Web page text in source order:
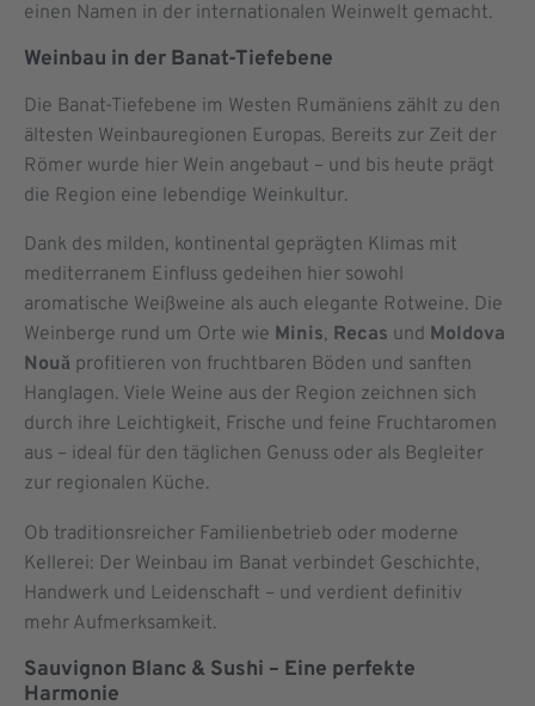
einen Namen in der internationalen Weinwelt gemacht.
Weinbau in der Banat-Tiefebene
Die Banat-Tiefebene im Westen Rumäniens zählt zu den
ältesten Weinbauregionen Europas. Bereits zur Zeit der
Römer wurde hier Wein angebaut – und bis heute prägt
die Region eine lebendige Weinkultur.
Dank des milden, kontinental geprägten Klimas mit
mediterranem Einfluss gedeihen hier sowohl
aromatische Weißweine als auch elegante Rotweine. Die
Weinberge rund um Orte wie Minis, Recas und Moldova
Nouă profitieren von fruchtbaren Böden und sanften
Hanglagen. Viele Weine aus der Region zeichnen sich
durch ihre Leichtigkeit, Frische und feine Fruchtaromen
aus – ideal für den täglichen Genuss oder als Begleiter
zur regionalen Küche.
Ob traditionsreicher Familienbetrieb oder moderne
Kellerei: Der Weinbau im Banat verbindet Geschichte,
Handwerk und Leidenschaft – und verdient definitiv
mehr Aufmerksamkeit.
Sauvignon Blanc & Sushi – Eine perfekte
Harmonie